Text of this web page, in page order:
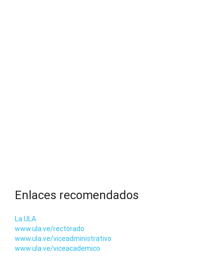
Enlaces recomendados
La ULA
www.ula.ve/rectorado
www.ula.ve/viceadministrativo
www.ula.ve/viceacademico